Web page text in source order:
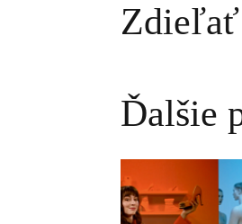
Zdieľať
Ďalšie